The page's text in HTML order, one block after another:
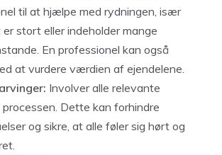
til at hjælpe med rydningen, især
stort eller indeholder mange
En professionel kan også
at vurdere værdien af ejendelene.
Involver alle relevante
processen. Dette kan forhindre
og sikre, at alle føler sig hørt og